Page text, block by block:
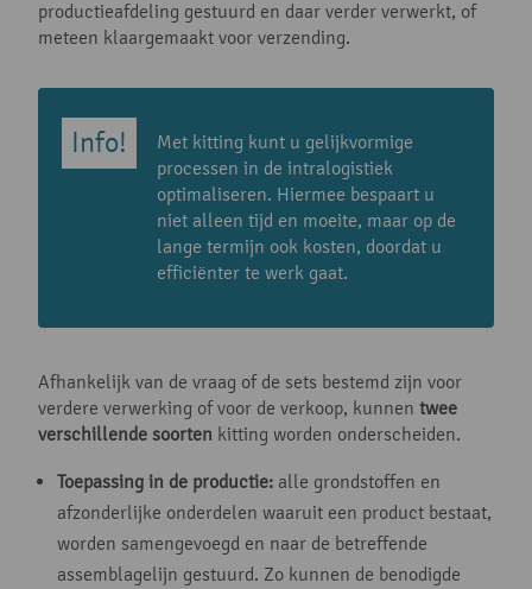
productieafdeling gestuurd en daar verder verwerkt, of
meteen klaargemaakt voor verzending.
Met kitting kunt u gelijkvormige
processen in de intralogistiek
optimaliseren. Hiermee bespaart u
niet alleen tijd en moeite, maar op de
lange termijn ook kosten, doordat u
efficiënter te werk gaat.
Afhankelijk van de vraag of de sets bestemd zijn voor
verdere verwerking of voor de verkoop, kunnen twee
verschillende soorten kitting worden onderscheiden.
Toepassing in de productie: alle grondstoffen en
afzonderlijke onderdelen waaruit een product bestaat,
worden samengevoegd en naar de betreffende
assemblagelijn gestuurd. Zo kunnen de benodigde